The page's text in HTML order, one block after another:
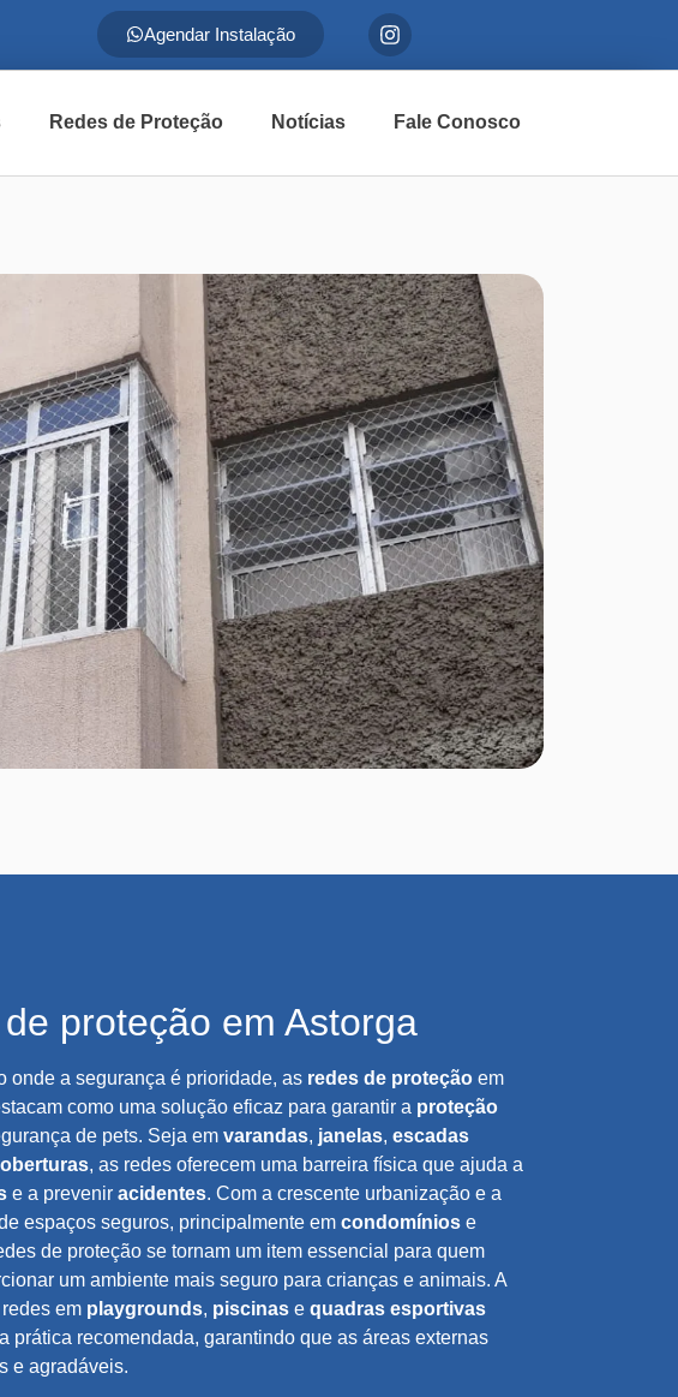
Agendar Instalação
Redes de Proteção Notícias Fale Conosco
proteção em Astorga
onde a segurança é prioridade, as redes de proteção em
como uma solução eficaz para garantir a proteção
de pets. Seja em varandas, janelas, escadas
, as redes oferecem uma barreira física que ajuda a
e a prevenir acidentes. Com a crescente urbanização e a
espaços seguros, principalmente em condomínios e
de proteção se tornam um item essencial para quem
um ambiente mais seguro para crianças e animais. A
em playgrounds, piscinas e quadras esportivas
prática recomendada, garantindo que as áreas externas
e agradáveis.